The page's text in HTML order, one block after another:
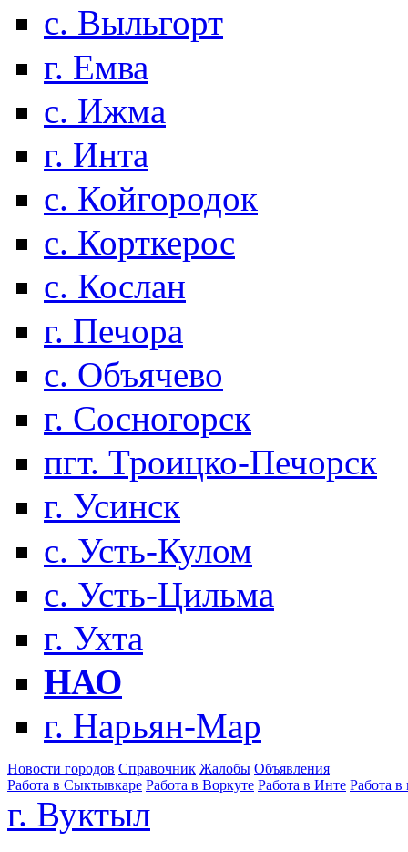
с. Выльгорт
г. Емва
с. Ижма
г. Инта
с. Койгородок
с. Корткерос
с. Кослан
г. Печора
с. Объячево
г. Сосногорск
пгт. Троицко-Печорск
г. Усинск
с. Усть-Кулом
с. Усть-Цильма
г. Ухта
НАО
г. Нарьян-Мар
Новости городов Справочник Жалобы Объявления
Работа в Сыктывкаре Работа в Воркуте Работа в Инте Работа в
г. Вуктыл